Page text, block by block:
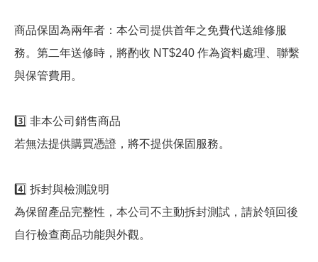
商品保固為兩年者：本公司提供首年之免費代送維修服
務。第二年送修時，將酌收 NT$240 作為資料處理、聯繫
與保管費用。
3️⃣ 非本公司銷售商品
若無法提供購買憑證，將不提供保固服務。
4️⃣ 拆封與檢測說明
為保留產品完整性，本公司不主動拆封測試，請於領回後
自行檢查商品功能與外觀。